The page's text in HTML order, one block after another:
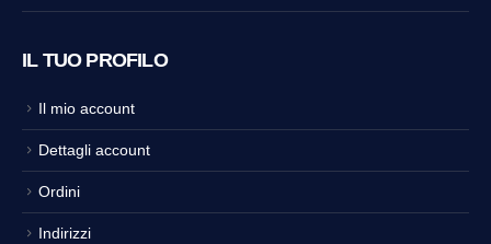
IL TUO PROFILO
Il mio account
Dettagli account
Ordini
Indirizzi